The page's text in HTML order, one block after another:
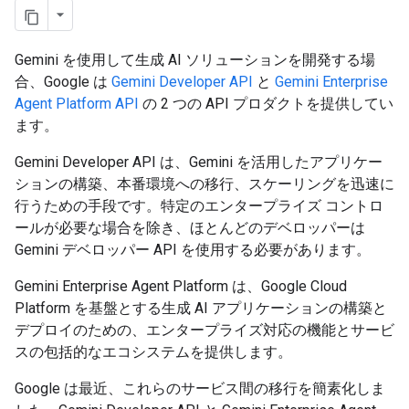
Gemini を使用して生成 AI ソリューションを開発する場
合、Google は Gemini Developer API と Gemini Enterprise
Agent Platform API の 2 つの API プロダクトを提供してい
ます。
Gemini Developer API は、Gemini を活用したアプリケー
ションの構築、本番環境への移行、スケーリングを迅速に
行うための手段です。特定のエンタープライズ コントロ
ールが必要な場合を除き、ほとんどのデベロッパーは
Gemini デベロッパー API を使用する必要があります。
Gemini Enterprise Agent Platform は、Google Cloud
Platform を基盤とする生成 AI アプリケーションの構築と
デプロイのための、エンタープライズ対応の機能とサービ
スの包括的なエコシステムを提供します。
Google は最近、これらのサービス間の移行を簡素化しま